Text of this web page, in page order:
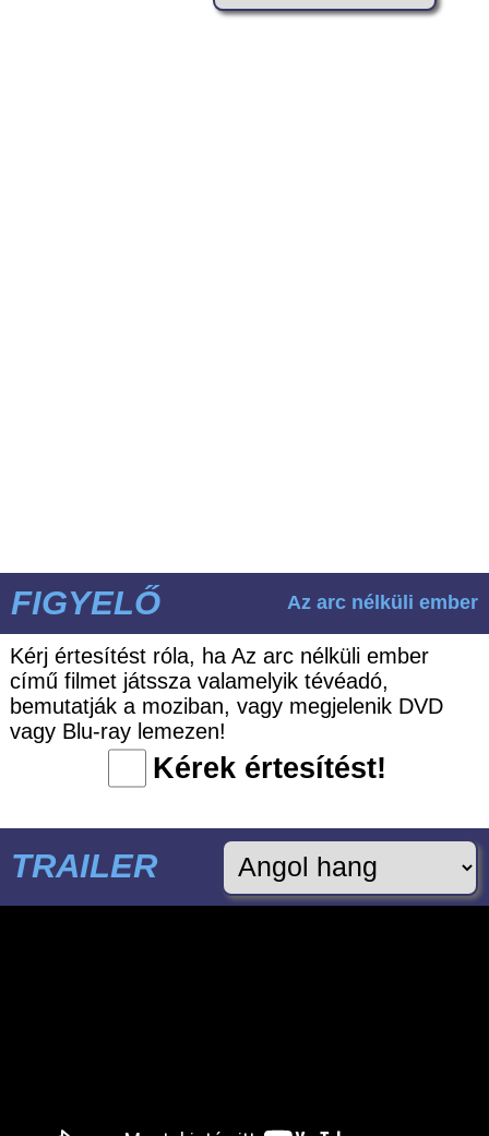
FIGYELŐ Az arc nélküli ember
Kérj értesítést róla, ha Az arc nélküli ember
című filmet játssza valamelyik tévéadó,
bemutatják a moziban, vagy megjelenik DVD
vagy Blu-ray lemezen!
Kérek értesítést!
TRAILER